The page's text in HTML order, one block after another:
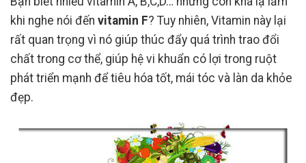
khi nghe nói đến vitamin F? Tuy nhiên, Vitamin này lại
rất quan trọng vì nó giúp thúc đẩy quá trình trao đổi
chất trong cơ thể, giúp hệ vi khuẩn có lợi trong ruột
phát triển mạnh để tiêu hóa tốt, mái tóc và làn da khỏe
đẹp.